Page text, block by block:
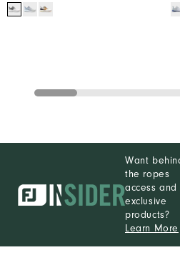
Want
the ropes
access and
exclusive
products?
Learn More